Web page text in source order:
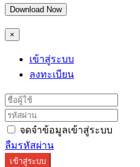
Download Now
×
เข้าสู่ระบบ
ลงทะเบียน
จดจำข้อมูลเข้าสู่ระบบ
ลืมรหัสผ่าน
เข้าสู่ระบบ